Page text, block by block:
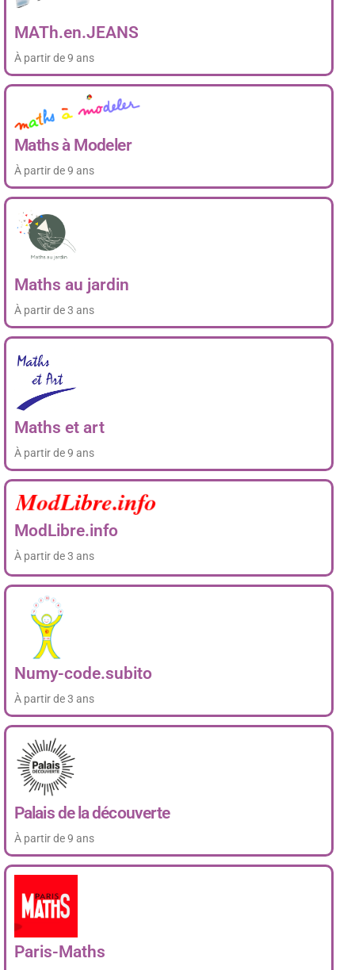
MATh.en.JEANS
À partir de 9 ans
Maths à Modeler
À partir de 9 ans
Maths au jardin
À partir de 3 ans
Maths et art
À partir de 9 ans
ModLibre.info
À partir de 3 ans
Numy-code.subito
À partir de 3 ans
Palais de la découverte
À partir de 9 ans
Paris-Maths